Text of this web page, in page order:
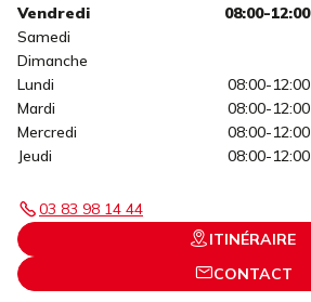
Vendredi
08:00-12:00
Samedi
Dimanche
Lundi
08:00-12:00
Mardi
08:00-12:00
Mercredi
08:00-12:00
Jeudi
08:00-12:00
03 83 98 14 44
ITINÉRAIRE
CONTACT